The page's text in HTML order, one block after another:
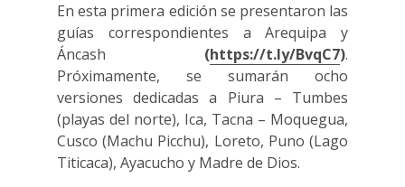
En esta primera edición se presentaron las
guías correspondientes a Arequipa y
Áncash (https://t.ly/BvqC7).
Próximamente, se sumarán ocho
versiones dedicadas a Piura – Tumbes
(playas del norte), Ica, Tacna – Moquegua,
Cusco (Machu Picchu), Loreto, Puno (Lago
Titicaca), Ayacucho y Madre de Dios.